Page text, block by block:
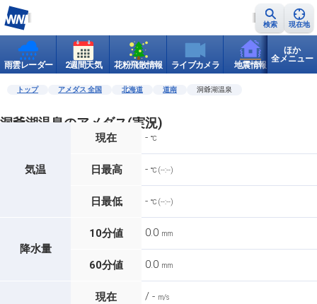
検索 現在地
雨雲レーダー 2週間天気 花粉飛散情報 ライブカメラ 地震情報 世界天
ほか
全メニュー
トップ アメダス 全国 北海道 道南 洞爺湖温泉
洞爺湖温泉のアメダス(実況)
気温
現在 - ℃
日最高 - ℃ (--:--)
日最低 - ℃ (--:--)
降水量
10分値 0.0 mm
60分値 0.0 mm
現在 / - m/s